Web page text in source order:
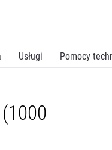
Usługi Pomocy